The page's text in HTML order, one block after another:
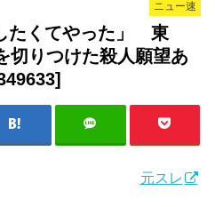
ニュー速
たくてやった」 東
切りつけた殺人願望あ
元スレ